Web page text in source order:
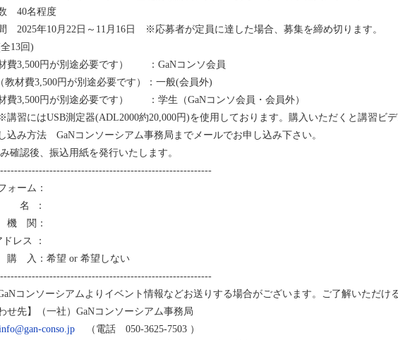
40名程度
2025年10月22日～11月16日 ※応募者が定員に達した場合、募集を締め切ります。
13回)
費3,500円が別途必要です） ：GaNコンソ会員
教材費3,500円が別途必要です）：一般(会員外)
費3,500円が別途必要です） ：学生（GaNコンソ会員・会員外）
習にはUSB測定器(ADL2000約20,000円)を使用しております。購入いただくと講習ビ
込み方法 GaNコンソーシアム事務局までメールでお申し込み下さい。
確認後、振込用紙を発行いたします。
ォーム：
：
関：
レス ：
入：希望 or 希望しない
コンソーシアムよりイベント情報などお送りする場合がございます。ご了解いただけ
せ先】（一社）GaNコンソーシアム事務局
conso.jp （電話 050-3625-7503 ）